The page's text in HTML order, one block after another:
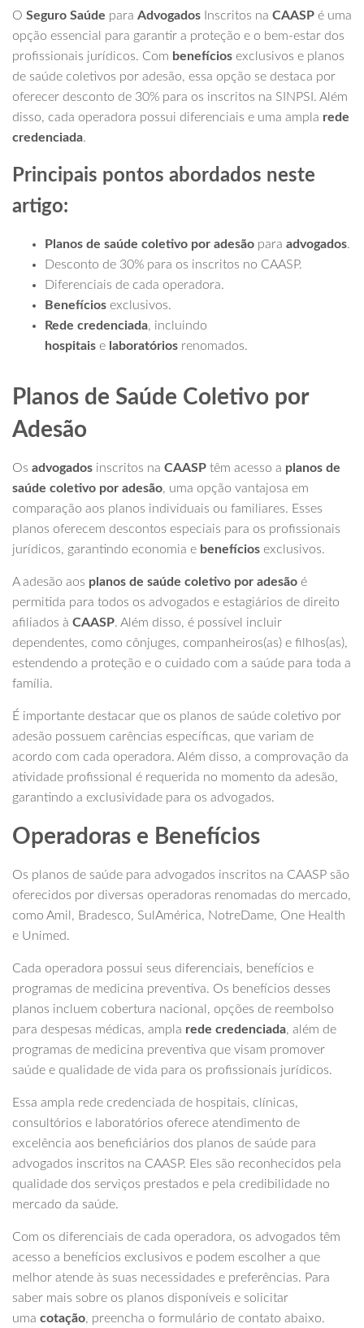
O Seguro Saúde para Advogados Inscritos na CAASP é uma
opção essencial para garantir a proteção e o bem-estar dos
profissionais jurídicos. Com benefícios exclusivos e planos
de saúde coletivos por adesão, essa opção se destaca por
oferecer desconto de 30% para os inscritos na SINPSI. Além
disso, cada operadora possui diferenciais e uma ampla rede
credenciada.
Principais pontos abordados neste
artigo:
Planos de saúde coletivo por adesão para advogados.
Desconto de 30% para os inscritos no CAASP.
Diferenciais de cada operadora.
Benefícios exclusivos.
Rede credenciada, incluindo
hospitais e laboratórios renomados.
Planos de Saúde Coletivo por
Adesão
Os advogados inscritos na CAASP têm acesso a planos de
saúde coletivo por adesão, uma opção vantajosa em
comparação aos planos individuais ou familiares. Esses
planos oferecem descontos especiais para os profissionais
jurídicos, garantindo economia e benefícios exclusivos.
A adesão aos planos de saúde coletivo por adesão é
permitida para todos os advogados e estagiários de direito
afiliados à CAASP. Além disso, é possível incluir
dependentes, como cônjuges, companheiros(as) e filhos(as),
estendendo a proteção e o cuidado com a saúde para toda a
família.
É importante destacar que os planos de saúde coletivo por
adesão possuem carências específicas, que variam de
acordo com cada operadora. Além disso, a comprovação da
atividade profissional é requerida no momento da adesão,
garantindo a exclusividade para os advogados.
Operadoras e Benefícios
Os planos de saúde para advogados inscritos na CAASP são
oferecidos por diversas operadoras renomadas do mercado,
como Amil, Bradesco, SulAmérica, NotreDame, One Health
e Unimed.
Cada operadora possui seus diferenciais, benefícios e
programas de medicina preventiva. Os benefícios desses
planos incluem cobertura nacional, opções de reembolso
para despesas médicas, ampla rede credenciada, além de
programas de medicina preventiva que visam promover
saúde e qualidade de vida para os profissionais jurídicos.
Essa ampla rede credenciada de hospitais, clínicas,
consultórios e laboratórios oferece atendimento de
excelência aos beneficiários dos planos de saúde para
advogados inscritos na CAASP. Eles são reconhecidos pela
qualidade dos serviços prestados e pela credibilidade no
mercado da saúde.
Com os diferenciais de cada operadora, os advogados têm
acesso a benefícios exclusivos e podem escolher a que
melhor atende às suas necessidades e preferências. Para
saber mais sobre os planos disponíveis e solicitar
uma cotação, preencha o formulário de contato abaixo.